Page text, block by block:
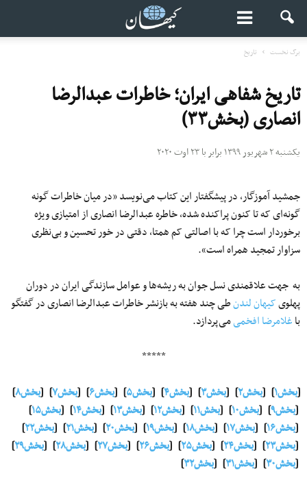
برگ نخست تاریخ
تاریخ شفاهی ایران؛ خاطرات عبدالرضا
انصاری (بخش۳۳)
یکشنبه ۲ شهریور ۱۳۹۹ برابر با ۲۳ اوت ۲۰۲۰
جمشید آموزگار، در پیشگفتار این کتاب می‌نویسد «در میان خاطرات گونه
گونه‌ای که تا کنون پراکنده شده، خاطره عبدالرضا انصاری از امتیازی ویژه
برخوردار است چرا که با اصالتی کم همتا، دقتی در خور تحسین و بی‌نظری
سزاوار تمجید همراه است».
به جهت علاقمندی نسل جوان به ریشه‌ها و عوامل سازندگی ایران در دوران
پهلویکیهان لندنطی چند هفته به بازنشر خاطرات عبدالرضا انصاری در گفتگو
باغلامرضا افخمیمی‌پردازد.
*****
[بخش۱] [بخش۲ ] [بخش۳ ] [بخش۴ ] [بخش۵ ] [بخش۶ ] [بخش۷ ] [بخش۸ ]
[بخش۹ ] [بخش۱۰ ] [بخش۱۱ ] [بخش۱۲ ] [بخش۱۳ ] [بخش۱۴ ] [بخش۱۵ ]
[بخش۱۶ ] [بخش۱۷ ] [بخش۱۸ ] [بخش۱۹ ] [بخش۲۰ ] [بخش۲۱ ] [بخش۲۲ ]
[بخش۲۳ ] [بخش۲۴ ] [بخش۲۵ ] [بخش۲۶ ] [بخش۲۷ ] [بخش۲۸ ] [بخش۲۹ ]
[بخش۳۰ ] [بخش۳۱ ] [بخش۳۲ ]